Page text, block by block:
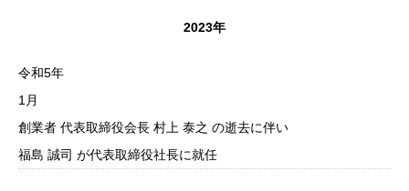
2023年
令和5年
1月
創業者 代表取締役会長 村上 泰之 の逝去に伴い
福島 誠司 が代表取締役社長に就任